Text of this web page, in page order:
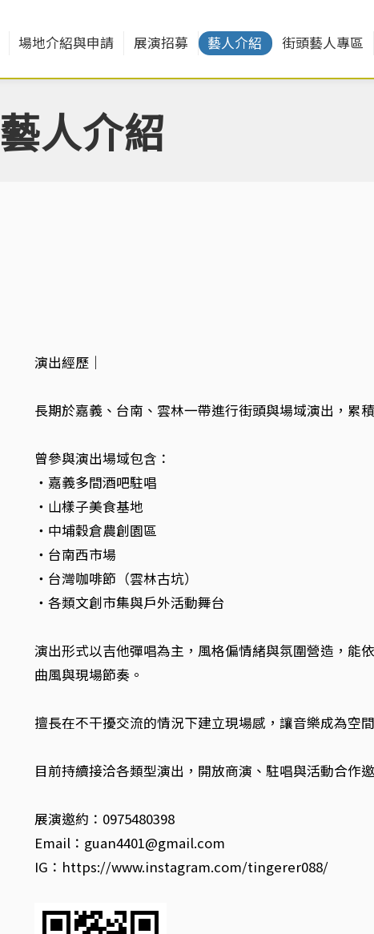
場地介紹與申請 展演招募 藝人介紹 街頭藝人專區
藝人介紹
演出經歷｜
長期於嘉義、台南、雲林一帶進行街頭與場域演出，累
曾參與演出場域包含：
・嘉義多間酒吧駐唱
・山樣子美食基地
・中埔穀倉農創園區
・台南西市場
・台灣咖啡節（雲林古坑）
・各類文創市集與戶外活動舞台
演出形式以吉他彈唱為主，風格偏情緒與氛圍營造，能
曲風與現場節奏。
擅長在不干擾交流的情況下建立現場感，讓音樂成為空
目前持續接洽各類型演出，開放商演、駐唱與活動合作
展演邀約：0975480398
Email：guan4401@gmail.com
IG：https://www.instagram.com/tingerer088/